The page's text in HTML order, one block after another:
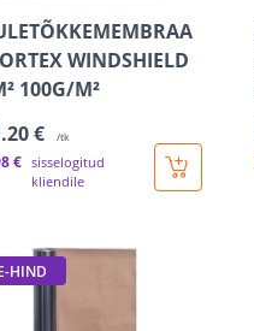
WINDSHIELD
100G/M²
.20 € /tk
€ sisselogitud
kliendile
HIND